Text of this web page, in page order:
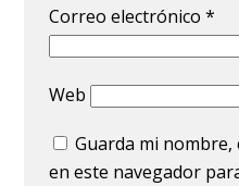
Correo electrónico*
Web
Guarda mi
en este navegador